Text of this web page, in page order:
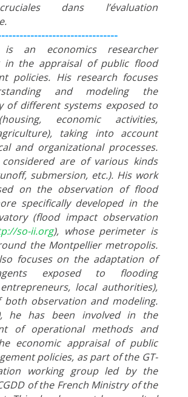
dans l’évaluation
an economics researcher
in the appraisal of public flood
policies. His research focuses
and modeling the
of different systems exposed to
economic activities,
taking into account
and organizational processes.
are of various kinds
submersion, etc.). His work
on the observation of flood
specifically developed in the
(flood impact observation
so-ii.org), whose perimeter is
the Montpellier metropolis.
focuses on the adaptation of
exposed to flooding
local authorities),
observation and modeling.
he has been involved in the
of operational methods and
economic appraisal of public
policies, as part of the GT-
working group led by the
of the French Ministry of the